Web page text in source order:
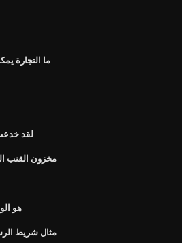
ما التجارة
لقد
مخزون القنب
هو
مثال شريط